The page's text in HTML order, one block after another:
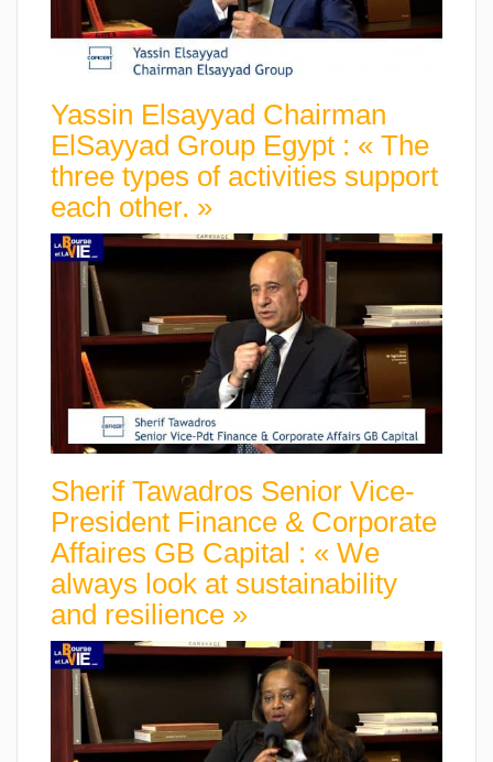
Yassin Elsayyad Chairman
ElSayyad Group Egypt : « The
three types of activities support
each other. »
Sherif Tawadros Senior Vice-
President Finance & Corporate
Affaires GB Capital : « We
always look at sustainability
and resilience »